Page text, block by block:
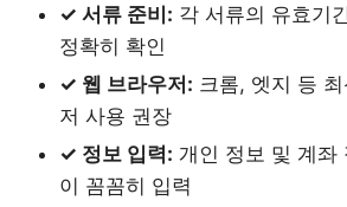
✓ 서류 준비: 각 서류의 유효기
정확히 확인
✓ 웹 브라우저: 크롬, 엣지 등
저 사용 권장
✓ 정보 입력: 개인 정보 및 계좌
이 꼼꼼히 입력